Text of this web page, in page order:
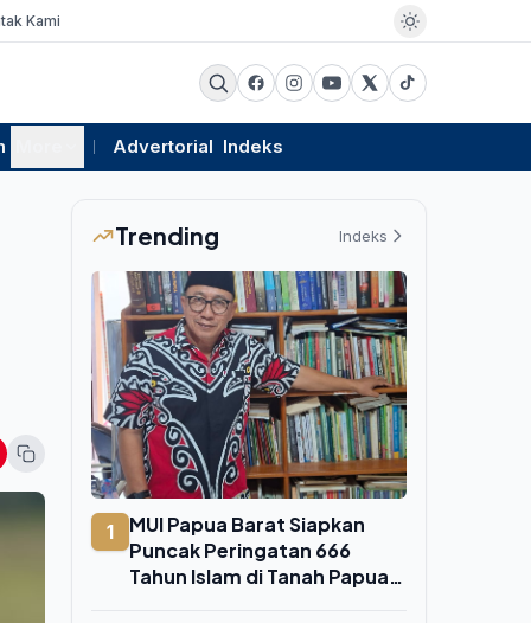
Kami
Advertorial Indeks
Trending Indeks
1
MUI Papua Barat Siapkan
Puncak Peringatan 666
Tahun Islam di Tanah Papua